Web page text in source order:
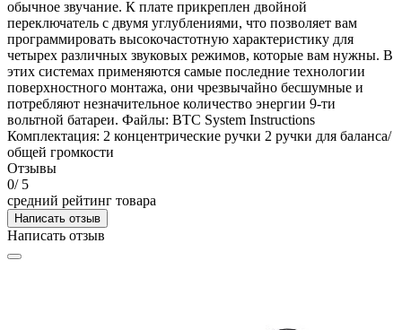
обычное звучание. К плате прикреплен двойной
переключатель с двумя углублениями, что позволяет вам
программировать высокочастотную характеристику для
четырех различных звуковых режимов, которые вам нужны. В
этих системах применяются самые последние технологии
поверхностного монтажа, они чрезвычайно бесшумные и
потребляют незначительное количество энергии 9-ти
вольтной батареи. Файлы: BTC System Instructions
Комплектация: 2 концентрические ручки 2 ручки для баланса/
общей громкости
Отзывы
0/ 5
средний рейтинг товара
Написать отзыв
Написать отзыв